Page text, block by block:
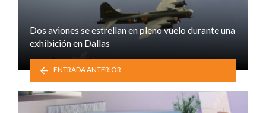
Dos aviones se estrellan en pleno vuelo durante una
exhibición en Dallas
ENTRADA ANTERIOR